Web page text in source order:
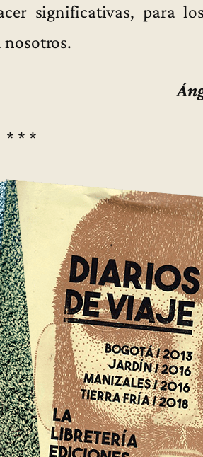
significativas, para
nosotros.
* * *